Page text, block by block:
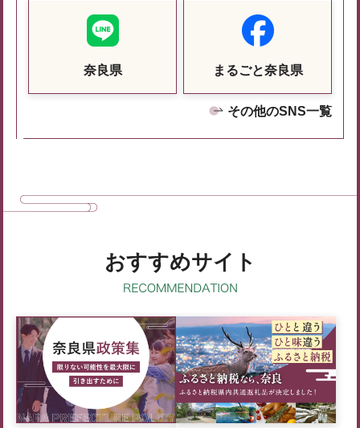
奈良県 まるごと奈良県
その他のSNS一覧
おすすめサイト